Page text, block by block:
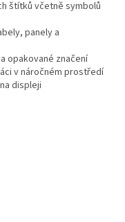
štítků včetně symbolů
panely a
opakované značení
v náročném prostředí
displeji